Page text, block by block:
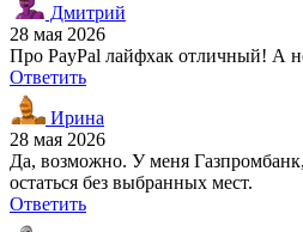
Дмитрий
28 мая 2026
Про PayPal лайфхак отличный! А
Ответить
Ирина
28 мая 2026
Да, возможно. У меня
остаться без выбранных мест.
Ответить